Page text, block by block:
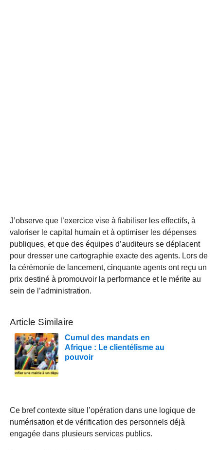
J’observe que l’exercice vise à fiabiliser les effectifs, à
valoriser le capital humain et à optimiser les dépenses
publiques, et que des équipes d’auditeurs se déplacent
pour dresser une cartographie exacte des agents. Lors de
la cérémonie de lancement, cinquante agents ont reçu un
prix destiné à promouvoir la performance et le mérite au
sein de l’administration.
Article Similaire
Cumul des mandats en
Afrique : Le clientélisme au
pouvoir
Ce bref contexte situe l’opération dans une logique de
numérisation et de vérification des personnels déjà
engagée dans plusieurs services publics.